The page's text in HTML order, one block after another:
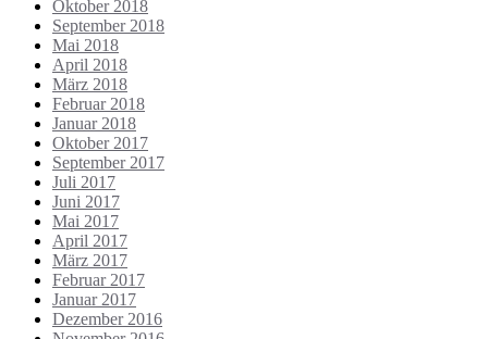
Oktober 2018
September 2018
Mai 2018
April 2018
März 2018
Februar 2018
Januar 2018
Oktober 2017
September 2017
Juli 2017
Juni 2017
Mai 2017
April 2017
März 2017
Februar 2017
Januar 2017
Dezember 2016